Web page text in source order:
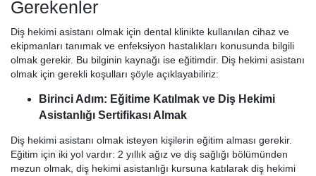
Gerekenler
Diş hekimi asistanı olmak için dental klinikte kullanılan cihaz ve
ekipmanları tanımak ve enfeksiyon hastalıkları konusunda bilgili
olmak gerekir. Bu bilginin kaynağı ise eğitimdir. Diş hekimi asistanı
olmak için gerekli koşulları şöyle açıklayabiliriz:
Birinci Adım: Eğitime Katılmak ve Diş Hekimi
Asistanlığı Sertifikası Almak
Diş hekimi asistanı olmak isteyen kişilerin eğitim alması gerekir.
Eğitim için iki yol vardır: 2 yıllık ağız ve diş sağlığı bölümünden
mezun olmak, diş hekimi asistanlığı kursuna katılarak diş hekimi